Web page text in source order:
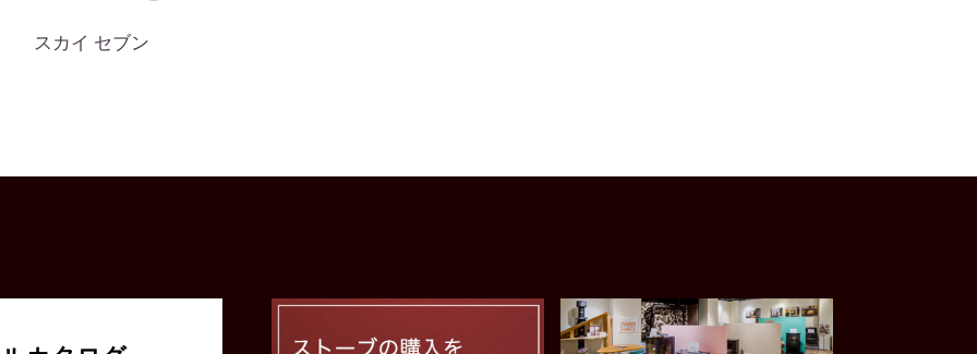
スカイ セブン